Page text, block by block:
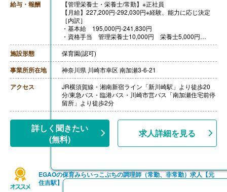
給与・報酬
【管理栄養士・栄養士/常勤】※正社員
【月給】227,200円‐292,030円※経験、能力に応じ決定
［内訳］
・基本給 195,000円‐241,830円
・資格手当 管理栄養士10,000円 栄養士5,000円
［その他手当］
・資格手当 5,000円-10,000円
・残業代 調理着への着替えの時間も残業扱い
・住宅手当 5,000円※規定あり
・役職手当
・家族手当※規定あり
・引越し手当
【賞与】年2回（計2.00ヶ月分）※前年度実績
【通勤手当】あり（上限50,000円/月）
【退職金】あり※確定拠出年金
施設形態 保育園(認可)
事業所所在地 神奈川県 川崎市幸区 南加瀬3-6-21
アクセス
JR横須賀線・湘南新宿ライン「新川崎駅」より徒歩20
分/東急バス・臨港バス・川崎市営バス「南加瀬住宅前停
留所」より徒歩2分
詳しく聞きたい
(無料)
求人詳細を見る
EGAOの保育みらいっこぷちの調理師（常勤、非常勤）求人【元
住吉駅】